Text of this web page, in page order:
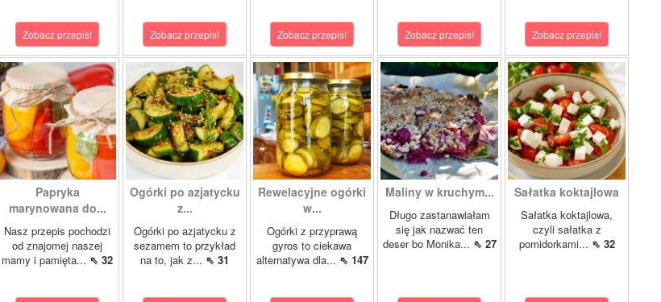
Zobacz przepis! Zobacz przepis! Zobacz przepis! Zobacz przepis! Zobacz przepis!
Papryka
marynowana do...
Nasz przepis pochodzi
od znajomej naszej
mamy i pamięta... ⇖ 32
Ogórki po azjatycku
z...
Ogórki po azjatycku z
sezamem to przykład
na to, jak z... ⇖ 31
Rewelacyjne ogórki
w...
Ogórki z przyprawą
gyros to ciekawa
alternatywa dla... ⇖ 147
Maliny w kruchym...
Długo zastanawiałam
się jak nazwać ten
deser bo Monika... ⇖ 27
Sałatka koktajlowa
Sałatka koktajlowa,
czyli sałatka z
pomidorkami... ⇖ 32